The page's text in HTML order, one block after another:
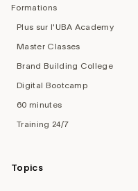
Formations
Plus sur l'UBA Academy
Master Classes
Brand Building College
Digital Bootcamp
60 minutes
Training 24/7
Topics